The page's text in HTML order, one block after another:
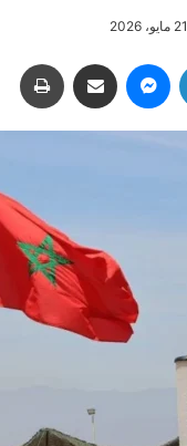
21 مايو، 2026